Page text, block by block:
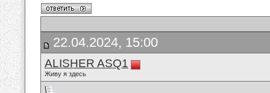
22.04.2024, 15:00
ALISHER ASQ1
Живу я здесь